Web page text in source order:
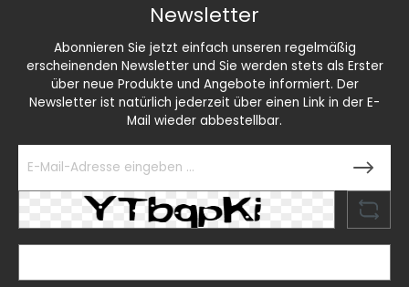
Newsletter
Abonnieren Sie jetzt einfach unseren regelmäßig
erscheinenden Newsletter und Sie werden stets als Erster
über neue Produkte und Angebote informiert. Der
Newsletter ist natürlich jederzeit über einen Link in der E-
Mail wieder abbestellbar.